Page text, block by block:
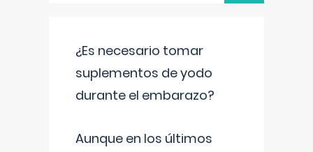
¿Es necesario tomar
suplementos de yodo
durante el embarazo?
Aunque en los últimos